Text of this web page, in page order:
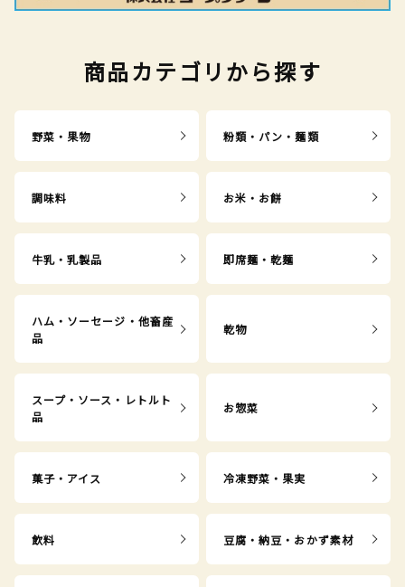
商品カテゴリから探す
野菜・果物 粉類・パン・麺類
調味料 お米・お餅
牛乳・乳製品 即席麺・乾麺
ハム・ソーセージ・他畜産
品
乾物
スープ・ソース・レトルト
品
お惣菜
菓子・アイス 冷凍野菜・果実
飲料 豆腐・納豆・おかず素材